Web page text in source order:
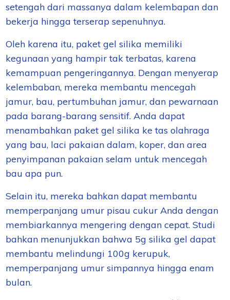
setengah dari massanya dalam kelembapan dan
bekerja hingga terserap sepenuhnya.
Oleh karena itu, paket gel silika memiliki
kegunaan yang hampir tak terbatas, karena
kemampuan pengeringannya. Dengan menyerap
kelembaban, mereka membantu mencegah
jamur, bau, pertumbuhan jamur, dan pewarnaan
pada barang-barang sensitif. Anda dapat
menambahkan paket gel silika ke tas olahraga
yang bau, laci pakaian dalam, koper, dan area
penyimpanan pakaian selam untuk mencegah
bau apa pun.
Selain itu, mereka bahkan dapat membantu
memperpanjang umur pisau cukur Anda dengan
membiarkannya mengering dengan cepat. Studi
bahkan menunjukkan bahwa 5g silika gel dapat
membantu melindungi 100g kerupuk,
memperpanjang umur simpannya hingga enam
bulan.